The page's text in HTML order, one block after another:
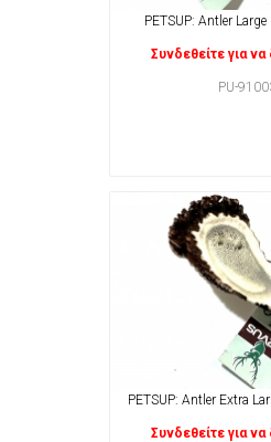
PETSUP: Antler
Συνδεθείτε για να
PU-
PETSUP: Antler Extra
Συνδεθείτε για να